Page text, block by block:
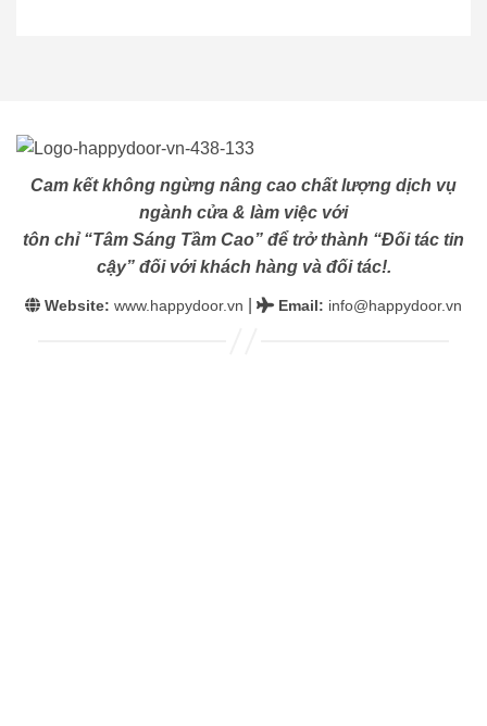
Cam kết không ngừng nâng cao chất lượng dịch vụ
ngành cửa & làm việc với
tôn chỉ “Tâm Sáng Tầm Cao” để trở thành “Đối tác tin
cậy” đối với khách hàng và đối tác!.
Website: www.happydoor.vn Email: info@happydoor.vn